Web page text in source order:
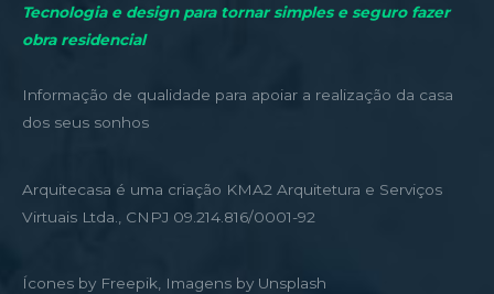
Tecnologia e design para tornar simples e seguro fazer
obra residencial
Informação de qualidade para apoiar a realização da casa
dos seus sonhos
Arquitecasa é uma criação KMA2 Arquitetura e Serviços
Virtuais Ltda., CNPJ 09.214.816/0001-92
Ícones by Freepik, Imagens by Unsplash